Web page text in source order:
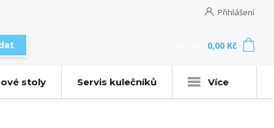
Přihlášení
0,00 Kč
stoly Servis kulečníků Více